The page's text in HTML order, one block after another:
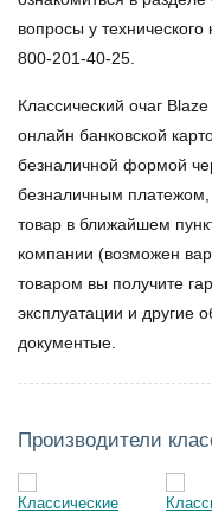
вопросы у
800-201-40-25.
Классический очаг
онлайн банковской
безналичной формой
безналичным платежом,
товар в ближайшем
компании (возможен
товаром вы получите
эксплуатации и другие
документые.
Производители